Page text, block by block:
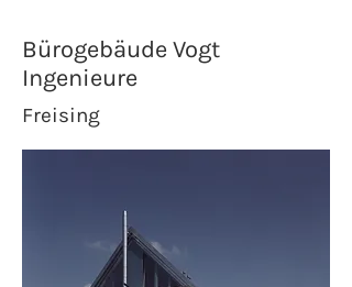
Bürogebäude Vogt
Ingenieure
Freising